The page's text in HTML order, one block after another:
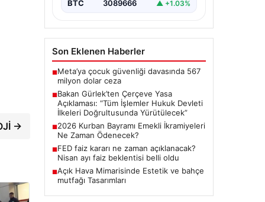
→
başlatacak çerçeve yasanın
BTC 3089666 ▲ +1.03%
Son Eklenen Haberler
■Meta’ya çocuk güvenliği davasında 567
milyon dolar ceza
■Bakan Gürlek’ten Çerçeve Yasa
Açıklaması: “Tüm İşlemler Hukuk Devleti
İlkeleri Doğrultusunda Yürütülecek”
■2026 Kurban Bayramı Emekli İkramiyeleri
Ne Zaman Ödenecek?
■FED faiz kararı ne zaman açıklanacak?
Nisan ayı faiz beklentisi belli oldu
■Açık Hava Mimarisinde Estetik ve bahçe
mutfağı Tasarımları